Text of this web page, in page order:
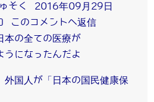
そく 2016年09月29日
このコメントへ返信
本の全ての医療が
うになったんだよ
外国人が「日本の国民健康保